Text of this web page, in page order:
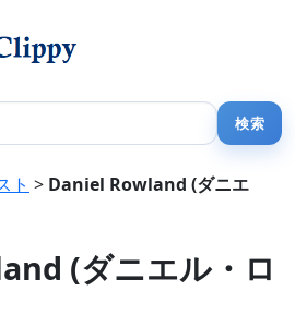
ト > Daniel Rowland (ダニエ
(ダニエル・ロ